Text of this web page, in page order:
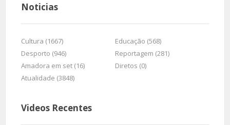
Noticias
Cultura (1667)
Educação (568)
Desporto (946)
Reportagem (281)
Amadora em set (16)
Diretos (0)
Atualidade (3848)
Videos Recentes